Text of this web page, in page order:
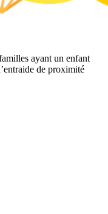
ayant un enfant
de proximité